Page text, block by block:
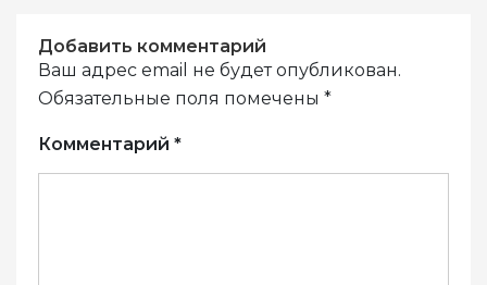
Добавить комментарий
Ваш адрес email не будет опубликован.
Обязательные поля помечены *
Комментарий *